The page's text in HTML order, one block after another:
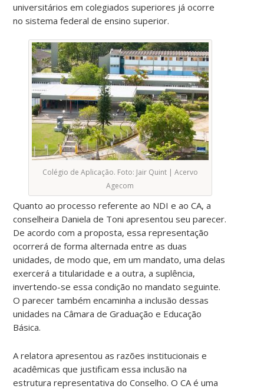
universitários em colegiados superiores já ocorre
no sistema federal de ensino superior.
Colégio de Aplicação. Foto: Jair Quint | Acervo
Agecom
Quanto ao processo referente ao NDI e ao CA, a
conselheira Daniela de Toni apresentou seu parecer.
De acordo com a proposta, essa representação
ocorrerá de forma alternada entre as duas
unidades, de modo que, em um mandato, uma delas
exercerá a titularidade e a outra, a suplência,
invertendo-se essa condição no mandato seguinte.
O parecer também encaminha a inclusão dessas
unidades na Câmara de Graduação e Educação
Básica.
A relatora apresentou as razões institucionais e
acadêmicas que justificam essa inclusão na
estrutura representativa do Conselho. O CA é uma